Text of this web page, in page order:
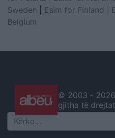
Sweden
Esim for Finland
Belgium
© 2003 -
gjitha të
Search